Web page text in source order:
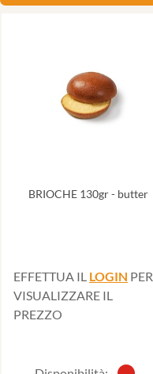
BRIOCHE 130gr - butter
EFFETTUA IL LOGIN PER
VISUALIZZARE IL
PREZZO